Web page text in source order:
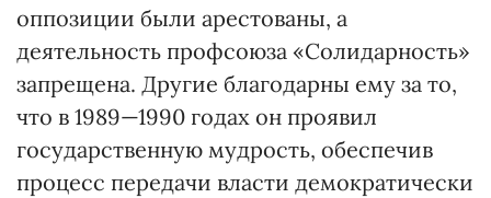
оппозиции были арестованы, а
деятельность профсоюза «Солидарность»
запрещена. Другие благодарны ему за то,
что в 1989—1990 годах он проявил
государственную мудрость, обеспечив
процесс передачи власти демократически